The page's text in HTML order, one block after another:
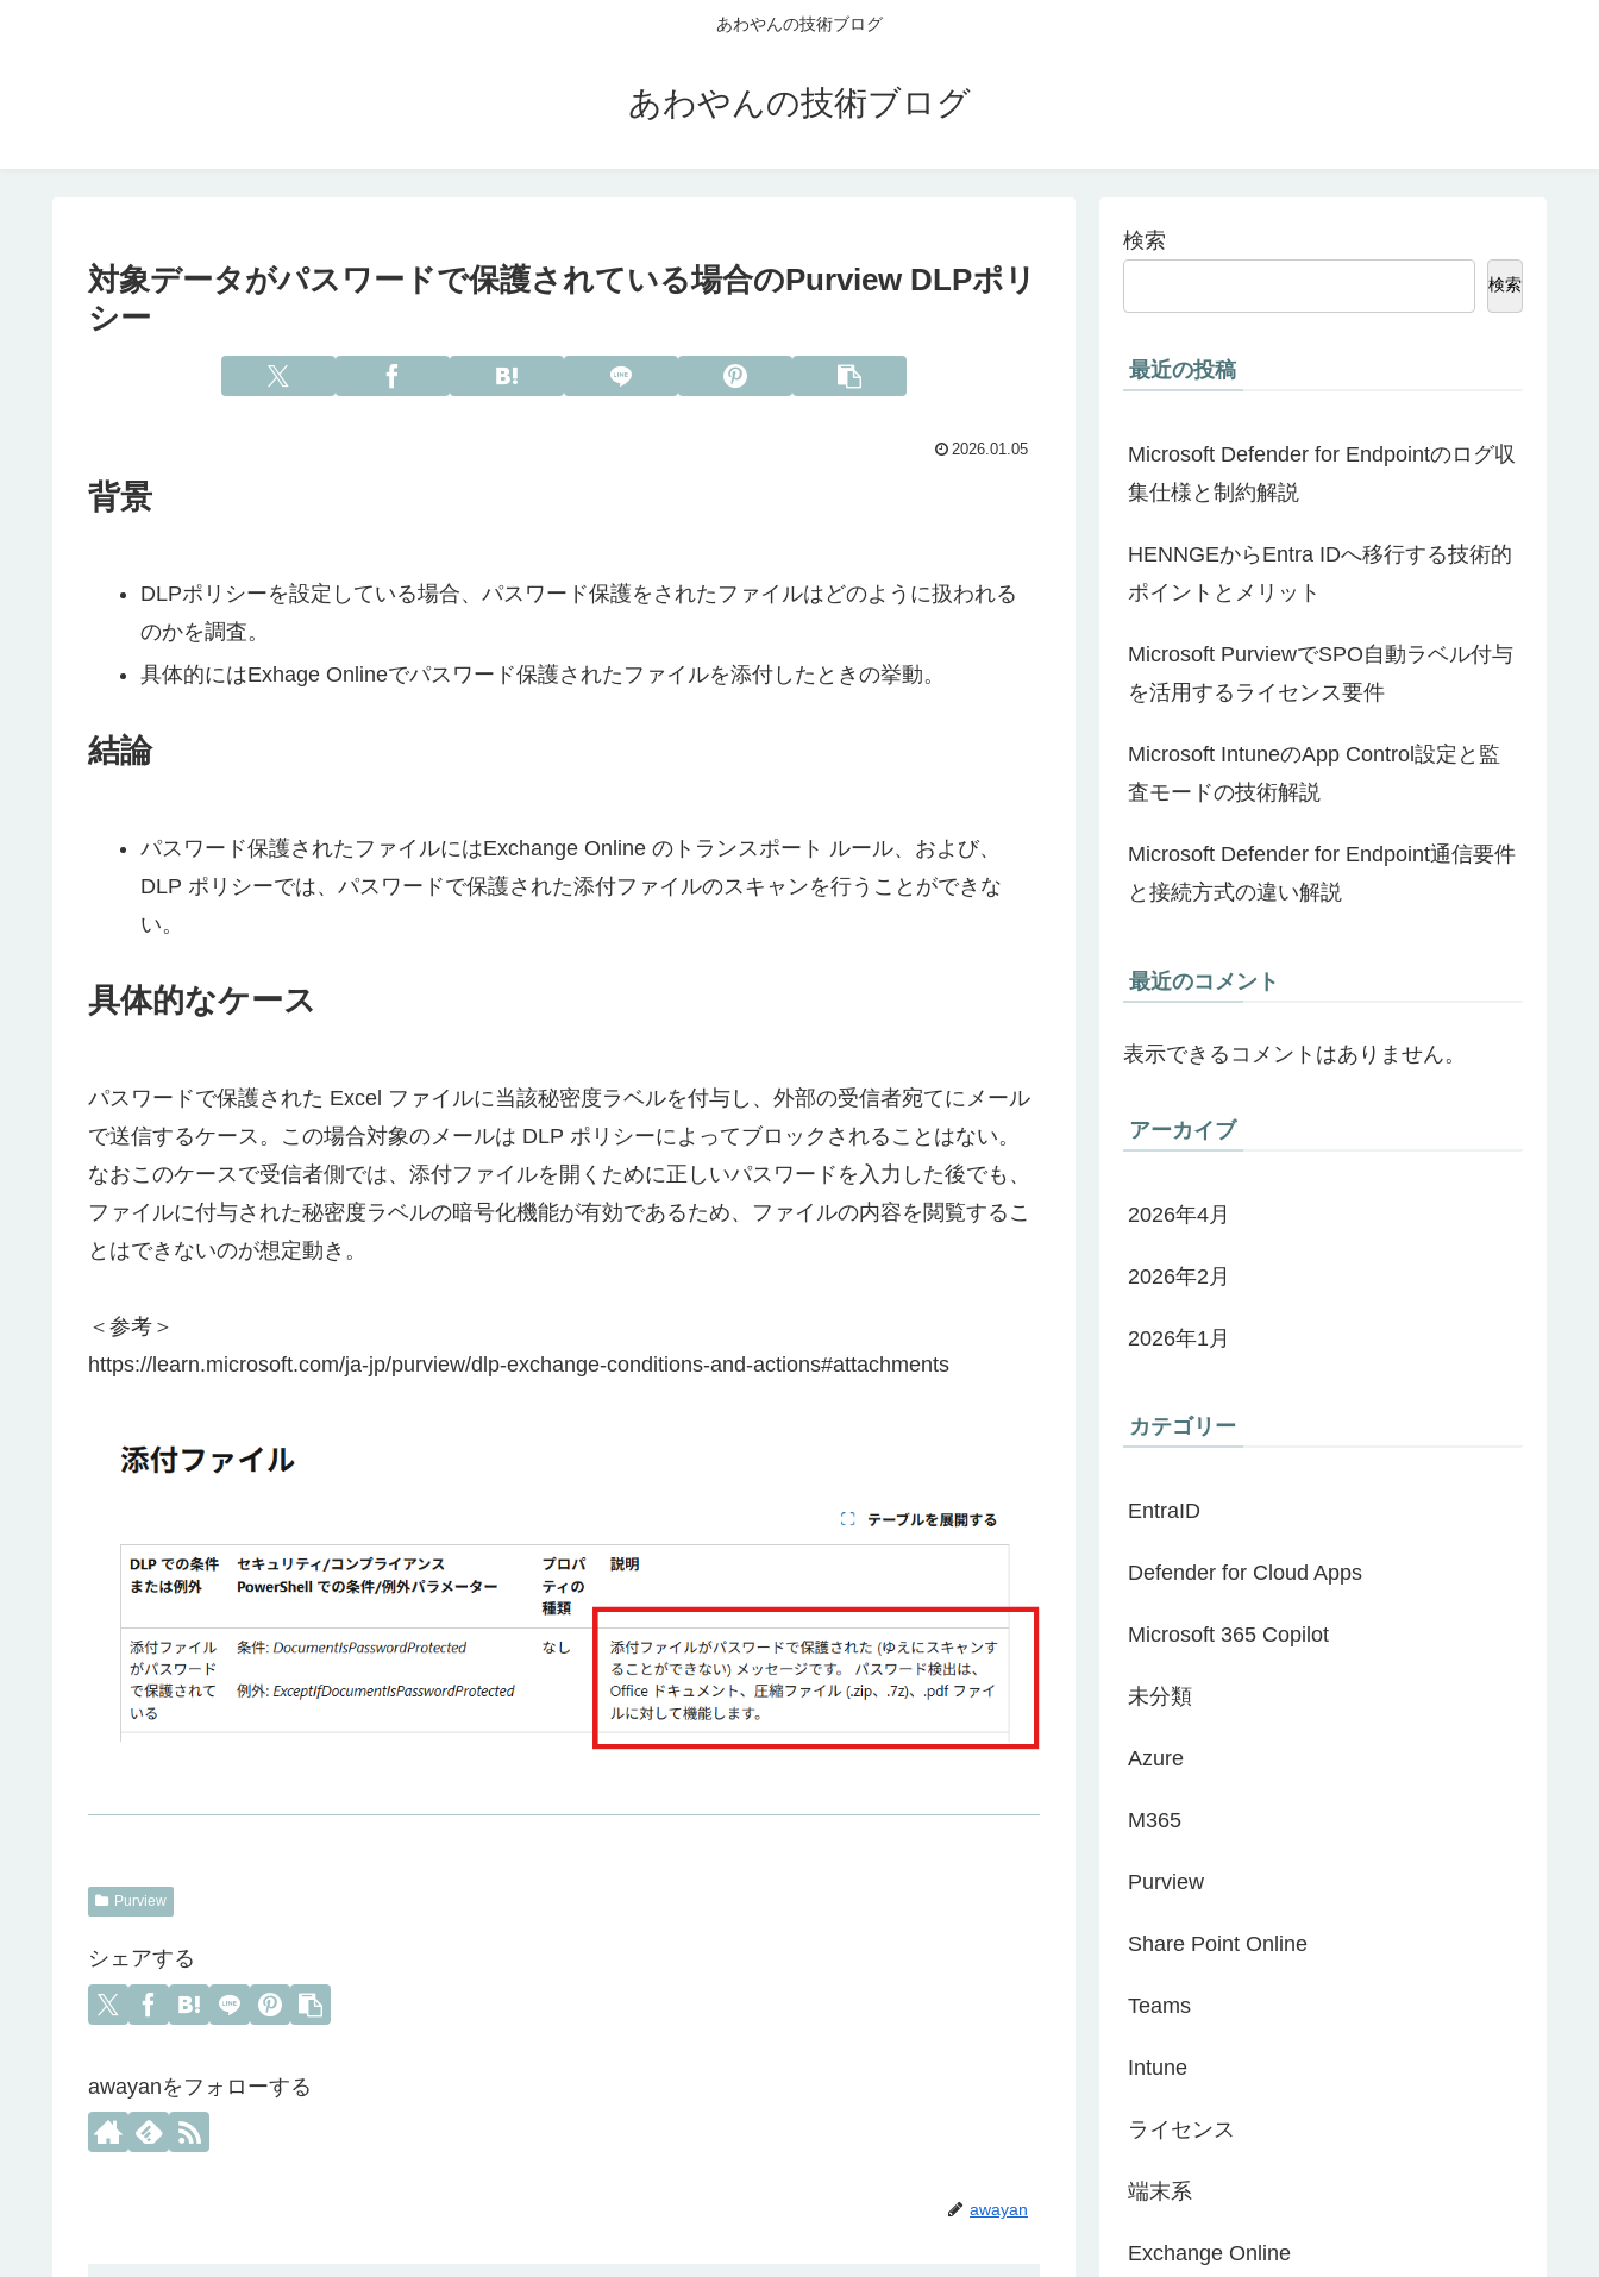
あわやんの技術ブログ
あわやんの技術ブログ
対象データがパスワードで保護されている場合のPurview DLPポリ
シー
2026.01.05
背景
DLPポリシーを設定している場合、パスワード保護をされたファイルはどのように扱われる
のかを調査。
具体的にはExhage Onlineでパスワード保護されたファイルを添付したときの挙動。
結論
パスワード保護されたファイルにはExchange Online のトランスポート ルール、および、
DLP ポリシーでは、パスワードで保護された添付ファイルのスキャンを行うことができな
い。
具体的なケース
パスワードで保護された Excel ファイルに当該秘密度ラベルを付与し、外部の受信者宛てにメール
で送信するケース。この場合対象のメールは DLP ポリシーによってブロックされることはない。
なおこのケースで受信者側では、添付ファイルを開くために正しいパスワードを入力した後でも、
ファイルに付与された秘密度ラベルの暗号化機能が有効であるため、ファイルの内容を閲覧するこ
とはできないのが想定動き。
＜参考＞
https://learn.microsoft.com/ja-jp/purview/dlp-exchange-conditions-and-actions#attachments
Purview
シェアする
awayanをフォローする
awayan
検索
検索
最近の投稿
Microsoft Defender for Endpointのログ収
集仕様と制約解説
HENNGEからEntra IDへ移行する技術的
ポイントとメリット
Microsoft PurviewでSPO自動ラベル付与
を活用するライセンス要件
Microsoft IntuneのApp Control設定と監
査モードの技術解説
Microsoft Defender for Endpoint通信要件
と接続方式の違い解説
最近のコメント
表示できるコメントはありません。
アーカイブ
2026年4月
2026年2月
2026年1月
カテゴリー
EntraID
Defender for Cloud Apps
Microsoft 365 Copilot
未分類
Azure
M365
Purview
Share Point Online
Teams
Intune
ライセンス
端末系
Exchange Online